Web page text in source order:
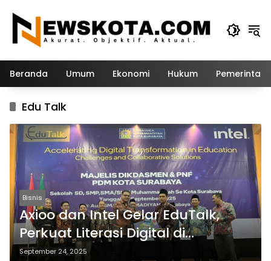
konten
Beranda Umum Ekonomi Hukum
Edu Talk
Bisnis
Axioo dan Intel Gelar EduTalk,
Perkuat Literasi Digital di
Kalangan Pendidik
September 24, 2025